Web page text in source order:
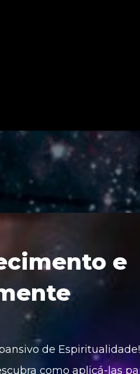
e
de Espiritualidade!